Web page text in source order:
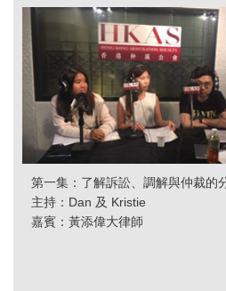
第一集：了解訴訟、調解與仲裁的
主持：Dan 及 Kristie
嘉賓：黃添偉大律師